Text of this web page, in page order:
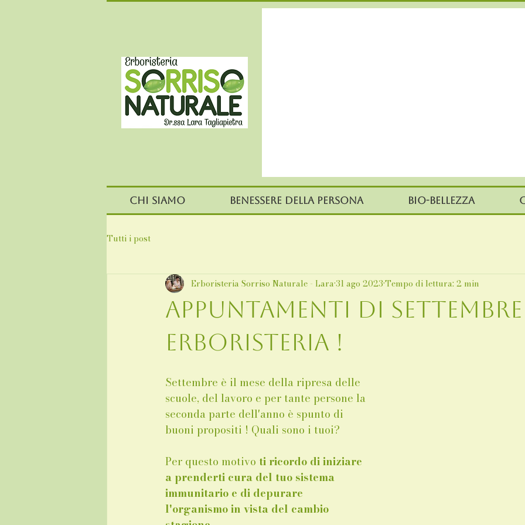
Chi siamo Benessere della persona Bio-Bellezza
Tutti i post
Appuntamenti di
erboristeria !
Erboristeria Sorriso Naturale - Lara31 ago 2023Tempo di lettura: 2 min
Settembre è il mese della ripresa delle
scuole, del lavoro e per tante persone la
seconda parte dell'anno è spunto di
buoni propositi ! Quali sono i tuoi?
Per questo motivo ti ricordo di iniziare
a prenderti cura del tuo sistema
immunitario e di depurare
l'organismo in vista del cambio